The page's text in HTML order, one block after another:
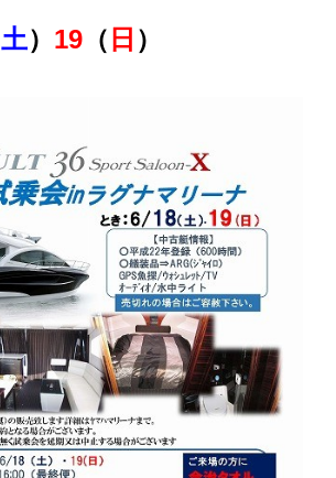
土） 19 （ 日 ）